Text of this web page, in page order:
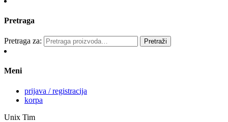
Pretraga
Pretraga za: Pretraži
Meni
prijava / registracija
korpa
Unix Tim